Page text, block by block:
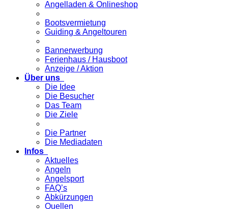
Angelladen & Onlineshop
Bootsvermietung
Guiding & Angeltouren
Bannerwerbung
Ferienhaus / Hausboot
Anzeige / Aktion
Über uns
Die Idee
Die Besucher
Das Team
Die Ziele
Die Partner
Die Mediadaten
Infos
Aktuelles
Angeln
Angelsport
FAQ’s
Abkürzungen
Quellen